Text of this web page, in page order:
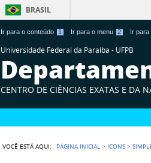
Ir para o conteúdo 1 Ir para o menu 2 Ir para
BRASIL
Universidade Federal da Paraíba - UFPB
CENTRO DE CIÊNCIAS EXATAS E DA
VOCÊ ESTÁ AQUI: PÁGINA INICIAL > ICONS >